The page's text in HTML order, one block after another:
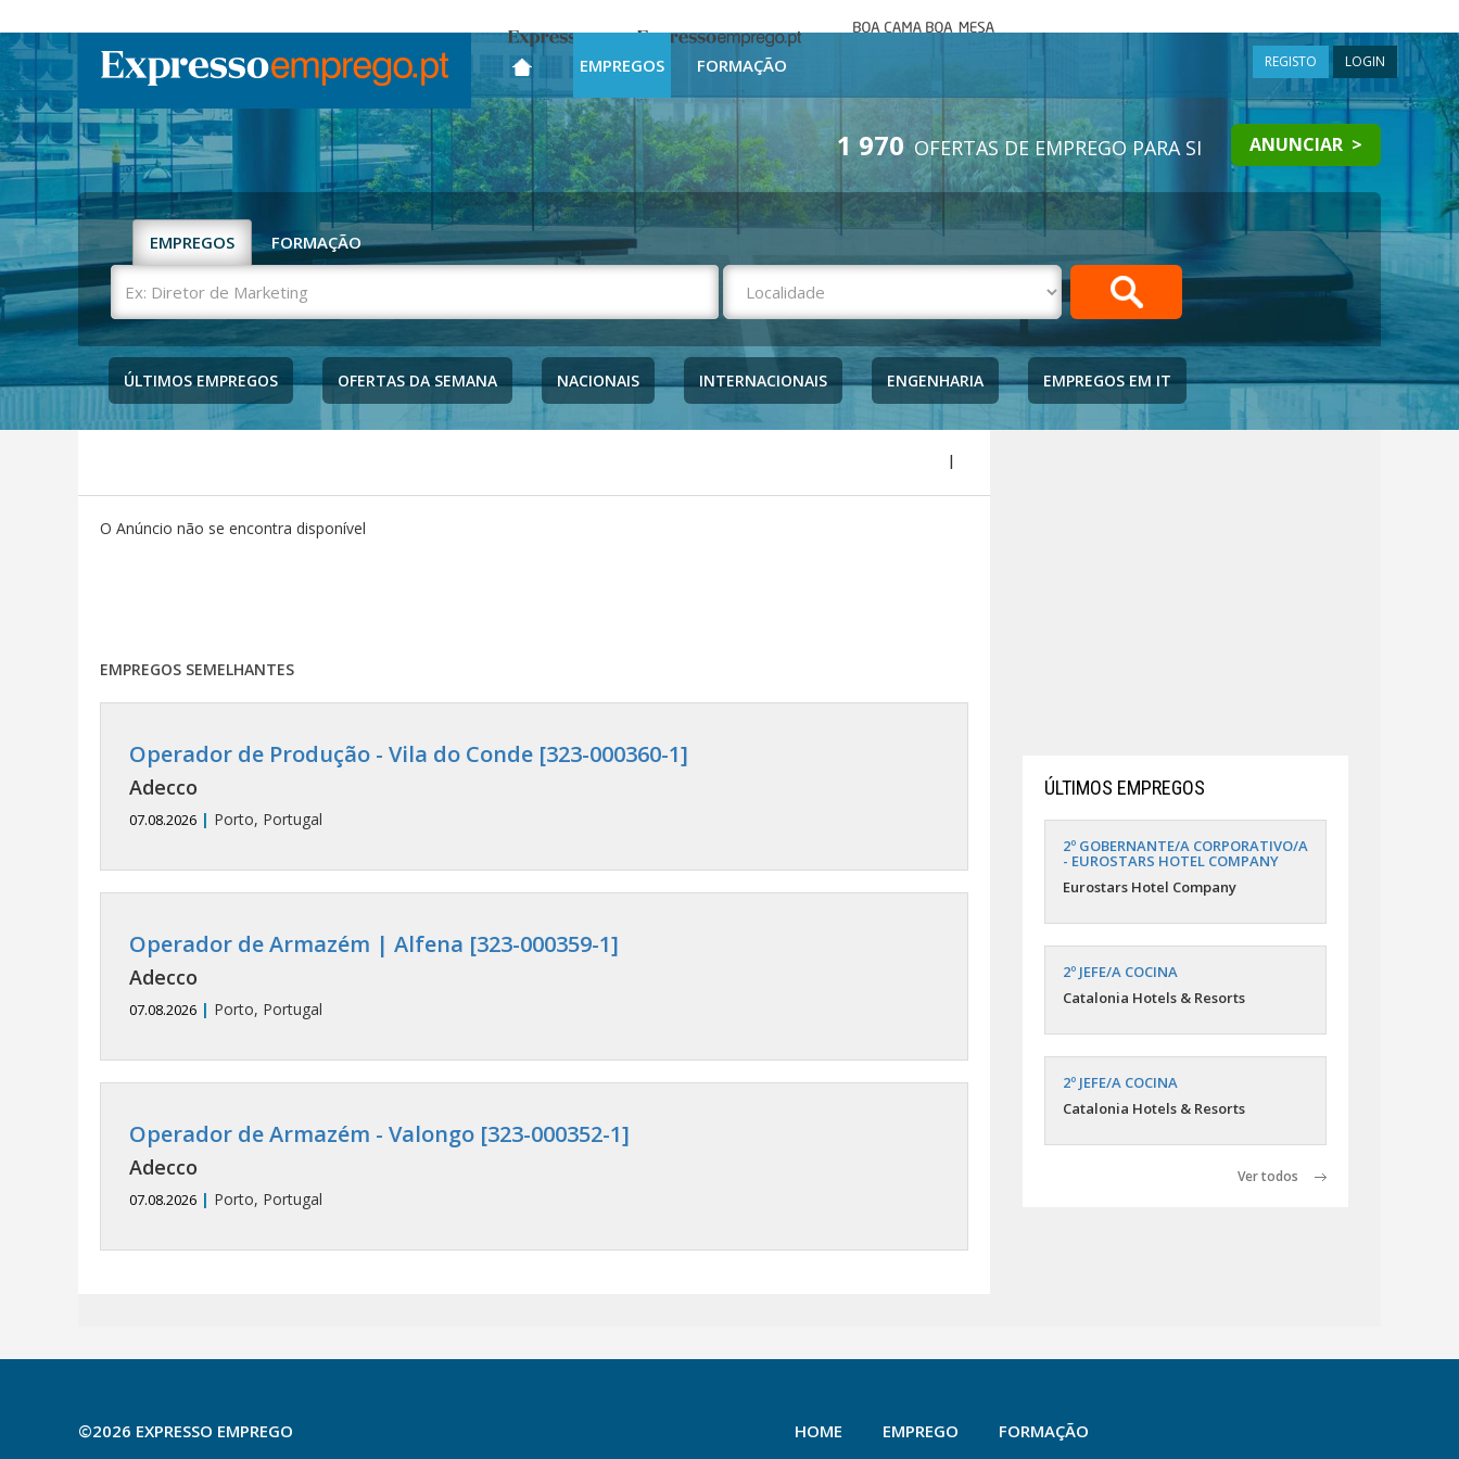
Expresso Expresso Emprego
mesa
EMPREGOS FORMAÇÃO REGISTO LOGIN
1 970 OFERTAS DE EMPREGO PARA SI ANUNCIAR >
EMPREGOS FORMAÇÃO
Ex:
Diretor
de
ÚLTIMOS EMPREGOS
OFERTAS DA SEMANA NACIONAIS INTERNACIONAIS ENGENHARIA EMPREGOS EM IT
|
O Anúncio não se encontra disponível
EMPREGOS SEMELHANTES
Operador de Produção - Vila do Conde [323-000360-1]
Adecco
07.08.2026 | Porto, Portugal
Operador de Armazém | Alfena [323-000359-1]
Adecco
07.08.2026 | Porto, Portugal
Operador de Armazém - Valongo [323-000352-1]
Adecco
07.08.2026 | Porto, Portugal
ÚLTIMOS EMPREGOS
2º GOBERNANTE/A CORPORATIVO/A
- EUROSTARS HOTEL COMPANY
Eurostars Hotel Company
2º JEFE/A COCINA
Catalonia Hotels & Resorts
2º JEFE/A COCINA
Catalonia Hotels & Resorts
Ver todos
©2026 EXPRESSO EMPREGO HOME EMPREGO FORMAÇÃO